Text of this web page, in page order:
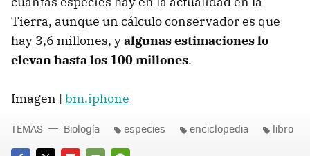
Tierra, aunque un cálculo conservador es que
hay 3,6 millones, yalgunas estimaciones lo
elevan hasta los 100 millones.
Imagen | bm.iphone
TEMAS Biología especies enciclopedia libro